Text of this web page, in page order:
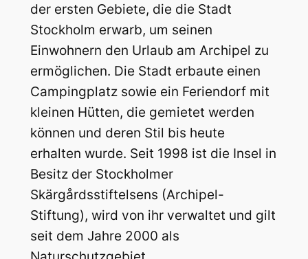
der ersten Gebiete, die die Stadt
Stockholm erwarb, um seinen
Einwohnern den Urlaub am Archipel zu
ermöglichen. Die Stadt erbaute einen
Campingplatz sowie ein Feriendorf mit
kleinen Hütten, die gemietet werden
können und deren Stil bis heute
erhalten wurde. Seit 1998 ist die Insel in
Besitz der Stockholmer
Skärgårdsstiftelsens (Archipel-
Stiftung), wird von ihr verwaltet und gilt
seit dem Jahre 2000 als